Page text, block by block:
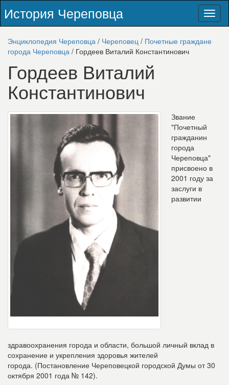
История Череповца
Энциклопедия Череповца / Череповец / Почетные граждане
города Череповца / Гордеев Виталий Константинович
Гордеев Виталий
Константинович
Звание
"Почетный
гражданин
города
Череповца"
присвоено в
2001 году за
заслуги в
развитии
здравоохранения города и области, большой личный вклад в
сохранение и укрепления здоровья жителей
города. (Постановление Череповецкой городской Думы от 30
октября 2001 года № 142).